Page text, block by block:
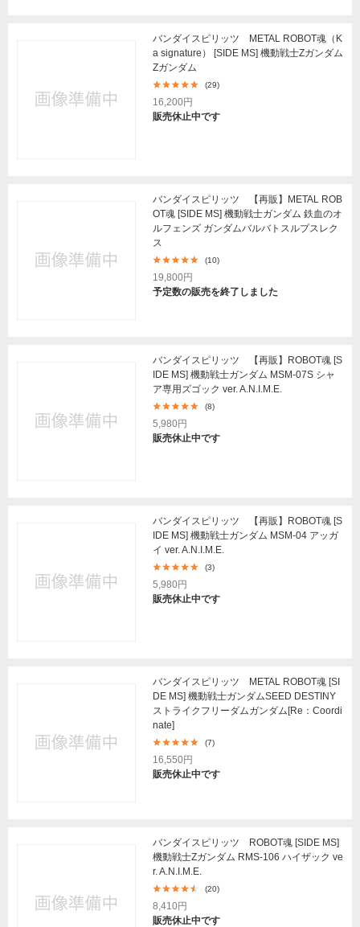
バンダイスピリッツ METAL ROBOT魂（K
a signature） [SIDE MS] 機動戦士Ζガンダム
Zガンダム
(29)
16,200円
販売休止中です
バンダイスピリッツ 【再販】METAL ROB
OT魂 [SIDE MS] 機動戦士ガンダム 鉄血のオ
ルフェンズ ガンダムバルバトスルプスレク
ス
(10)
19,800円
予定数の販売を終了しました
バンダイスピリッツ 【再販】ROBOT魂 [S
IDE MS] 機動戦士ガンダム MSM-07S シャ
ア専用ズゴック ver. A.N.I.M.E.
(8)
5,980円
販売休止中です
バンダイスピリッツ 【再販】ROBOT魂 [S
IDE MS] 機動戦士ガンダム MSM-04 アッガ
イ ver. A.N.I.M.E.
(3)
5,980円
販売休止中です
バンダイスピリッツ METAL ROBOT魂 [SI
DE MS] 機動戦士ガンダムSEED DESTINY
ストライクフリーダムガンダム[Re：Coordi
nate]
(7)
16,550円
販売休止中です
バンダイスピリッツ ROBOT魂 [SIDE MS]
機動戦士Ζガンダム RMS-106 ハイザック ve
r. A.N.I.M.E.
(20)
8,410円
販売休止中です